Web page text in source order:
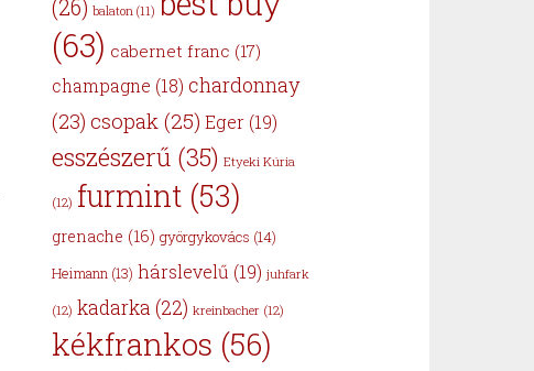
(26) balaton (11)
(63) cabernet franc (17)
champagne (18) chardonnay
(23) csopak (25) Eger (19)
esszészerű (35) Etyeki Kúria
(12) furmint (53)
grenache (16) györgykovács (14)
Heimann (13) hárslevelű (19) juhfark
(12) kadarka (22) kreinbacher (12)
kékfrankos (56)